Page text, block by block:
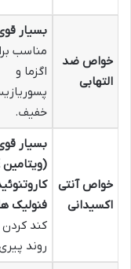
خواص ضد
التهابی
بسیار
مناسب
اگزما و
خفیف.
خواص آنتی
اکسیدانی
بسیار
فنولیک
کند کردن
روند